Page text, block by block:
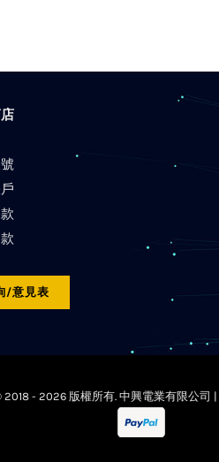
/意見表
2018 - 2026 版權所有. 中興電業有限公司 |